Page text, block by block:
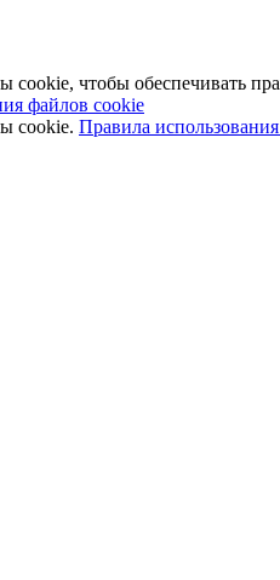
чтобы обеспечивать
файлов cookie
cookie. Правила